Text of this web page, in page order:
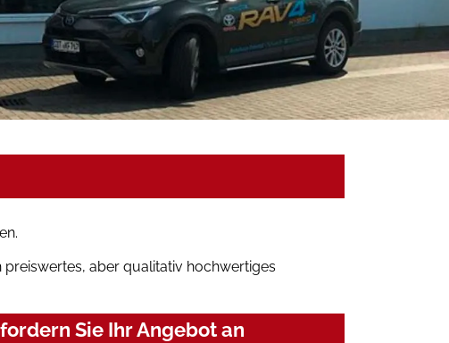
aber qualitativ hochwertiges
Sie Ihr Angebot an